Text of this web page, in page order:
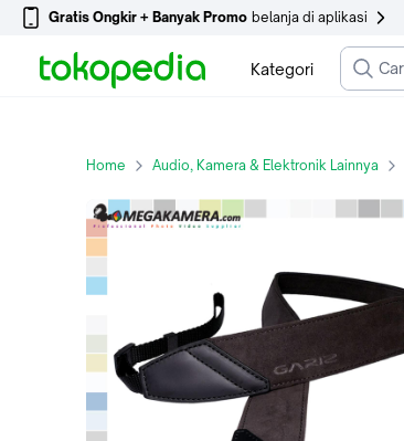
Gratis Ongkir + Banyak Promo belanja di aplikasi
Kategori
Home Audio, Kamera & Elektronik Lainnya